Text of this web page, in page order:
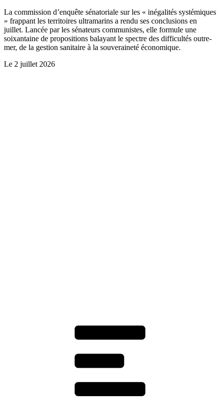
La commission d’enquête sénatoriale sur les « inégalités systémiques
» frappant les territoires ultramarins a rendu ses conclusions en
juillet. Lancée par les sénateurs communistes, elle formule une
soixantaine de propositions balayant le spectre des difficultés outre-
mer, de la gestion sanitaire à la souveraineté économique.
Le 2 juillet 2026